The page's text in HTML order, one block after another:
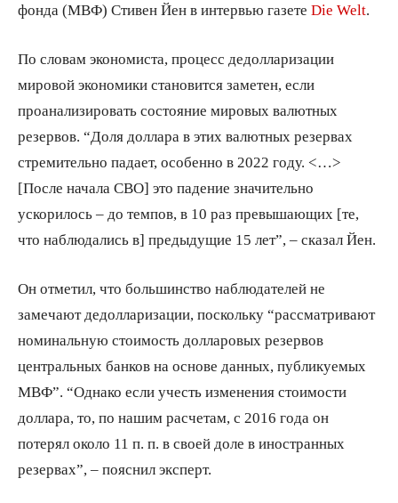
фонда (МВФ) Стивен Йен в интервью газете Die Welt
По словам экономиста, процесс дедолларизации
мировой экономики становится заметен, если
проанализировать состояние мировых валютных
резервов. “Доля доллара в этих валютных резервах
стремительно падает, особенно в 2022 году. <…>
[После начала СВО] это падение значительно
ускорилось – до темпов, в 10 раз превышающих [те,
что наблюдались в] предыдущие 15 лет”, – сказал Йен.
Он отметил, что большинство наблюдателей не
замечают дедолларизации, поскольку “рассматривают
номинальную стоимость долларовых резервов
центральных банков на основе данных, публикуемых
МВФ”. “Однако если учесть изменения стоимости
доллара, то, по нашим расчетам, с 2016 года он
потерял около 11 п. п. в своей доле в иностранных
резервах”, – пояснил эксперт.